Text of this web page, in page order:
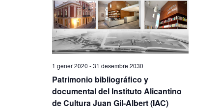
1 gener 2020 -31 desembre 2030
Patrimonio bibliográfico y
documental del Instituto Alicantino
de Cultura Juan Gil-Albert (IAC)